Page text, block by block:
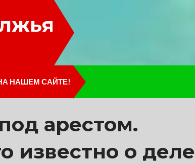
НАШЕМ САЙТЕ!
арестом.
известно о деле